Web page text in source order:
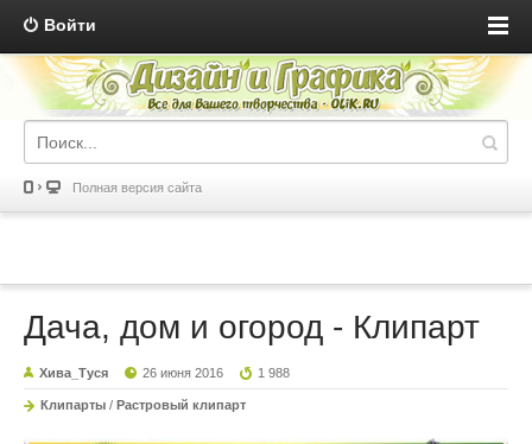
Войти
Полная версия сайта
Дача, дом и огород - Клипарт
Хива_Туся 26 июня 2016 1 988
Клипарты / Растровый клипарт